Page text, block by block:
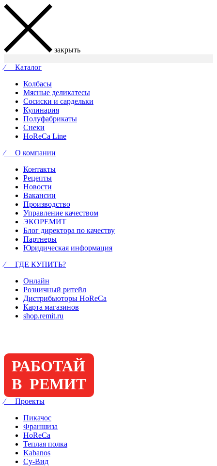
закрыть
⁄ Каталог
Колбасы
Мясные деликатесы
Сосиски и сардельки
Кулинария
Полуфабрикаты
Снеки
HoReCa Line
⁄ О компании
Контакты
Рецепты
Новости
Вакансии
Производство
Управление качеством
ЭКОРЕМИТ
Блог директора по качеству
Партнеры
Юридическая информация
⁄ ГДЕ КУПИТЬ?
Онлайн
Розничный ритейл
Дистрибьюторы HoReCa
Карта магазинов
shop.remit.ru
РАБОТАЙ
В РЕМИТ
⁄ Проекты
Пикачос
Франшиза
HoReCa
Теплая полка
Kabanos
Су-Вид